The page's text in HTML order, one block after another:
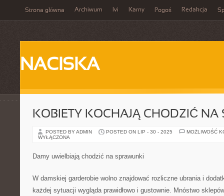
Strona główna Archiwum Ivi Karny Pogoń Redakcja
NACISKA
KOBIETY KOCHAJĄ CHODZIĆ NA
POSTED BY ADMIN POSTED ON LIP - 30 - 2025
MOŻLIWOŚĆ
WYŁĄCZONA
Damy uwielbiają chodzić na sprawunki
W damskiej garderobie wolno znajdować rozliczne ubrania i
każdej sytuacji wygląda prawidłowo i gustownie. Mnóstwo